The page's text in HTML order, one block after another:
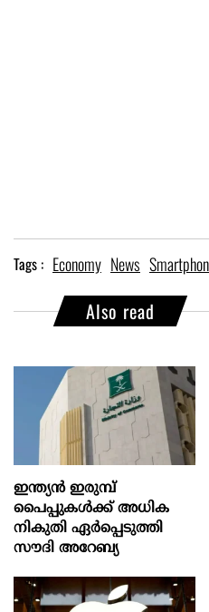
Tags : Economy News
Also read
ഇന്ത്യൻ ഇരുമ്പ്
പൈപ്പുകൾക്ക് അധിക
നികുതി ഏർപ്പെടുത്തി
സൗദി അറേബ്യ